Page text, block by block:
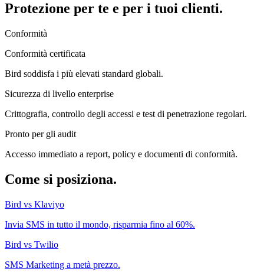
Protezione per te e per i tuoi clienti.
Conformità
Conformità certificata
Bird soddisfa i più elevati standard globali.
Sicurezza di livello enterprise
Crittografia, controllo degli accessi e test di penetrazione regolari.
Pronto per gli audit
Accesso immediato a report, policy e documenti di conformità.
Come si posiziona.
Bird vs Klaviyo
Invia SMS in tutto il mondo, risparmia fino al 60%.
Bird vs Twilio
SMS Marketing a metà prezzo.